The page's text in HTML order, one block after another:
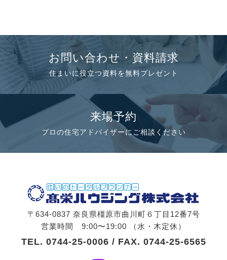
お問い合わせ・資料請求
住まいに役立つ資料を無料プレゼント
来場予約
プロの住宅アドバイザーにご相談ください
〒634-0837 奈良県橿原市曲川町６丁目12番7号
営業時間 9:00〜19:00 （水・木定休）
TEL. 0744-25-0006 / FAX. 0744-25-6565